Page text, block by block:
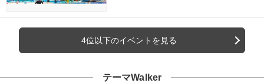
4位以下のイベントを見る
テーマWalker